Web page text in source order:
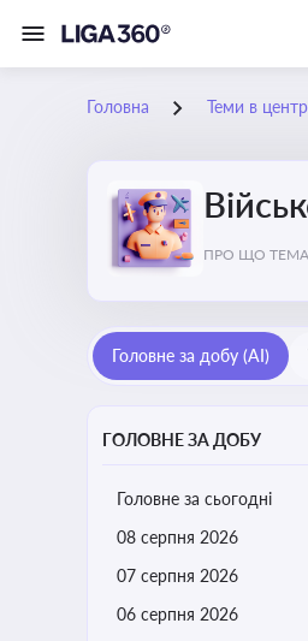
Головна Теми в
ПРО ЩО
Головне за добу (AI)
ГОЛОВНЕ ЗА ДОБУ
Головне за сьогодні
08 серпня 2026
07 серпня 2026
06 серпня 2026